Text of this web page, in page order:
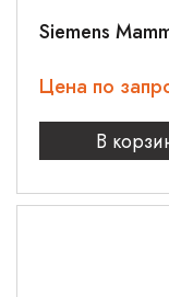
Siemens
Цена по
В